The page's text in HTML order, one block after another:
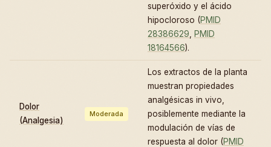
superóxido y el ácido
hipocloroso (PMID
28386629
PMID
18164566).
Dolor
(Analgesia)
Moderada
Los extractos de la planta
muestran propiedades
analgésicas in vivo,
posiblemente mediante la
modulación de vías de
respuesta al dolor (PMID